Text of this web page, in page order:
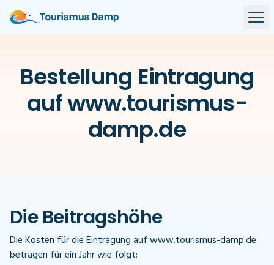
Bestellung Eintragung
auf www.tourismus-
damp.de
Die Beitragshöhe
Die Kosten für die Eintragung auf www.tourismus-damp.de
betragen für ein Jahr wie folgt: